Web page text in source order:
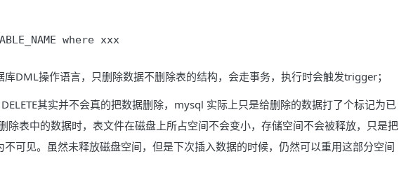
where xxx
库DML操作语言，只删除数据不删除表的结构，会走事务，执行时会触发trigger；
其实并不会真的把数据删除，mysql 实际上只是给删除的数据打了个标记为已
除表中的数据时，表文件在磁盘上所占空间不会变小，存储空间不会被释放，只是把
不可见。虽然未释放磁盘空间，但是下次插入数据的时候，仍然可以重用这部分空间